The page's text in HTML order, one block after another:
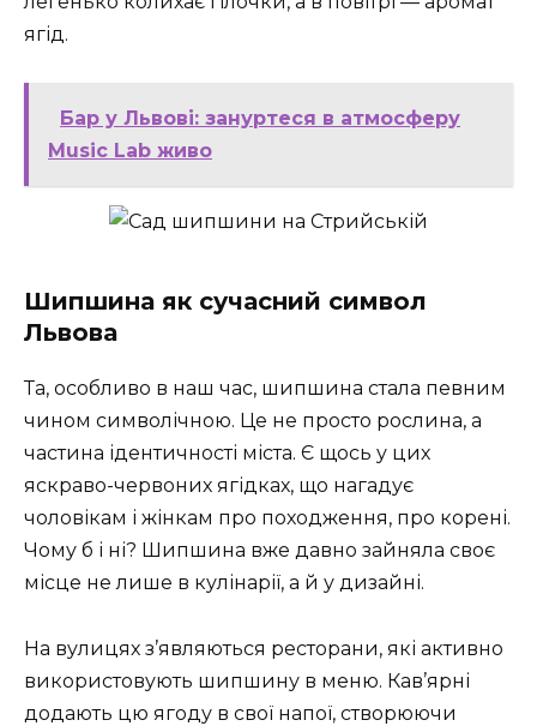
ягід.
Бар у Львові: зануртеся в атмосферу
Music Lab живо
Шипшина як сучасний символ
Львова
Та, особливо в наш час, шипшина стала певним
чином символічною. Це не просто рослина, а
частина ідентичності міста. Є щось у цих
яскраво-червоних ягідках, що нагадує
чоловікам і жінкам про походження, про корені.
Чому б і ні? Шипшина вже давно зайняла своє
місце не лише в кулінарії, а й у дизайні.
На вулицях з’являються ресторани, які активно
використовують шипшину в меню. Кав’ярні
додають цю ягоду в свої напої, створюючи